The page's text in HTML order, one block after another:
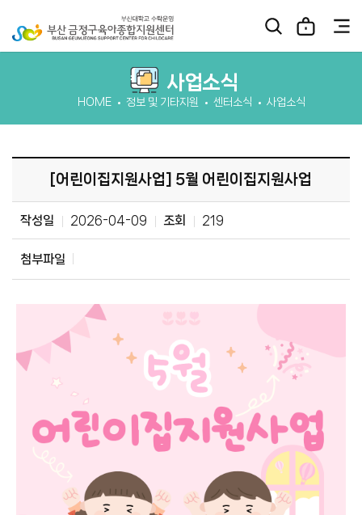
사업소식
HOME 정보 및 기타지원 센터소식 사업소식
[어린이집지원사업] 5월 어린이집지원사업
작성일 2026-04-09 조회 219
첨부파일